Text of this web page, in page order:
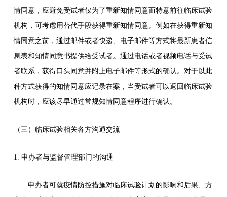
情同意，应避免受试者仅为了重新知情同意而特意前往临床试验
机构，可考虑用替代手段获得重新知情同意。例如在获得重新知
情同意之前，通过邮件或者快递、电子邮件等方式将最新患者信
息表和知情同意书提供给受试者。通过电话或者视频电话与受试
者联系，获得口头同意并附上电子邮件等形式的确认。对于以此
种方式获得的知情同意应记录在案，当受试者可以返回临床试验
机构时，应该尽早通过常规知情同意程序进行确认。
（三）临床试验相关各方沟通交流
1. 申办者与监督管理部门的沟通
申办者可就疫情防控措施对临床试验计划的影响和后果、方